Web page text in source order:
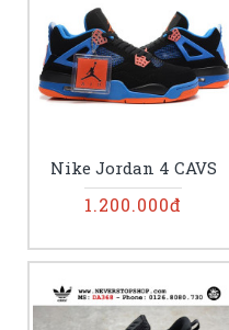
Nike Jordan 4 CAVS
1.200.000đ